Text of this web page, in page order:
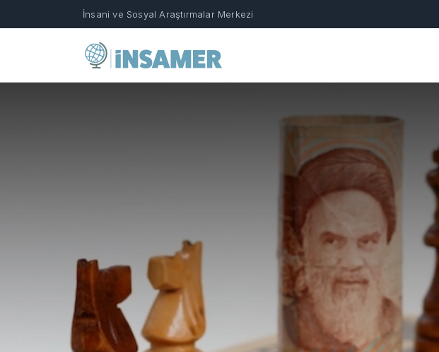
İnsani ve Sosyal Araştırmalar Merkezi